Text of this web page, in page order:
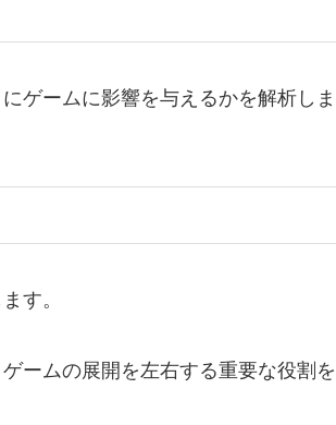
ゲームに影響を与えるかを解析しま
す。
ームの展開を左右する重要な役割を